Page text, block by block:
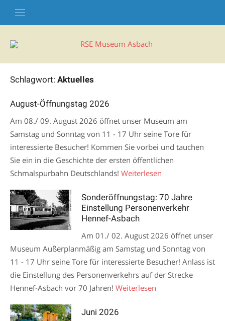
Schlagwort: Aktuelles
August-Öffnungstag 2026
Am 08./ 09. August 2026 öffnet unser Museum am
Samstag und Sonntag von 11 - 17 Uhr seine Tore für
interessierte Besucher! Kommen Sie vorbei und tauchen
Sie ein in die Geschichte der ersten öffentlichen
Schmalspurbahn Deutschlands! Weiterlesen
Sonderöffnungstag: 70 Jahre
Einstellung Personenverkehr
Hennef-Asbach
Am 01./ 02. August 2026 öffnet unser
Museum Außerplanmäßig am Samstag und Sonntag von
11 - 17 Uhr seine Tore für interessierte Besucher! Anlass ist
die Einstellung des Personenverkehrs auf der Strecke
Hennef-Asbach vor 70 Jahren! Weiterlesen
Juni 2026